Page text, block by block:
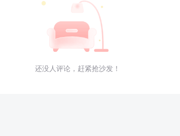
还没人评论，赶紧抢沙发！